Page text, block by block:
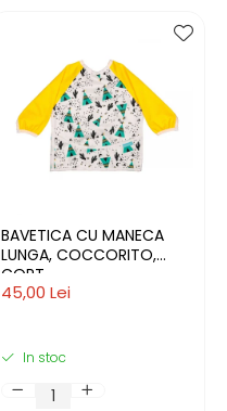
BAVETICA CU MANECA
LUNGA, COCCORITO,
CORT
45,00 Lei
In stoc